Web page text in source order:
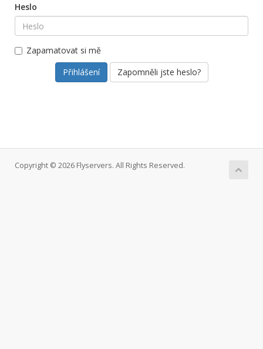
Heslo
Zapamatovat si mě
Zapomněli jste heslo?
Copyright © 2026 Flyservers. All Rights Reserved.